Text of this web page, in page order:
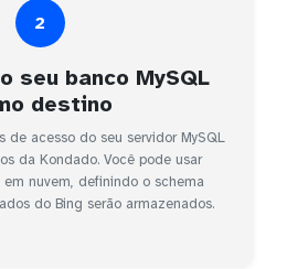
2
seu banco MySQL
destino
de acesso do seu servidor MySQL
da Kondado. Você pode usar
nuvem, definindo o schema
do Bing serão armazenados.